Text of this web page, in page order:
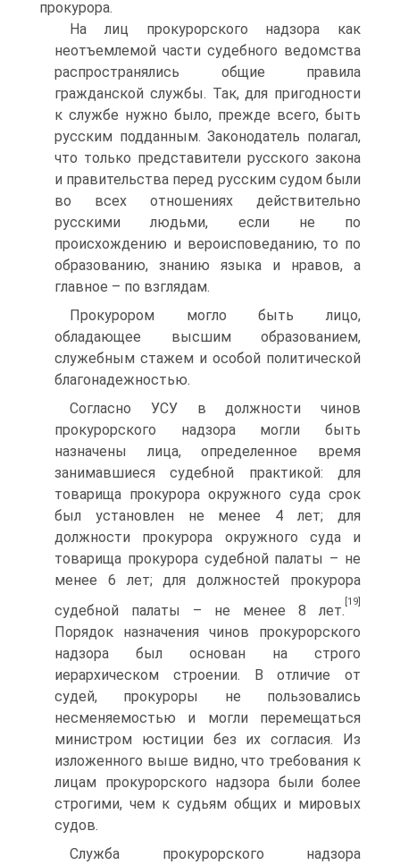
прокурора.
На лиц прокурорского надзора как
неотъемлемой части судебного ведомства
распространялись общие правила
гражданской службы. Так, для пригодности
к службе нужно было, прежде всего, быть
русским подданным. Законодатель полагал,
что только представители русского закона
и правительства перед русским судом были
во всех отношениях действительно
русскими людьми, если не по
происхождению и вероисповеданию, то по
образованию, знанию языка и нравов, а
главное – по взглядам.
Прокурором могло быть лицо,
обладающее высшим образованием,
служебным стажем и особой политической
благонадежностью.
Согласно УСУ в должности чинов
прокурорского надзора могли быть
назначены лица, определенное время
занимавшиеся судебной практикой: для
товарища прокурора окружного суда срок
был установлен не менее 4 лет; для
должности прокурора окружного суда и
товарища прокурора судебной палаты – не
менее 6 лет; для должностей прокурора
судебной палаты – не менее 8 лет.
[19]
Порядок назначения чинов прокурорского
надзора был основан на строго
иерархическом строении. В отличие от
судей, прокуроры не пользовались
несменяемостью и могли перемещаться
министром юстиции без их согласия. Из
изложенного выше видно, что требования к
лицам прокурорского надзора были более
строгими, чем к судьям общих и мировых
судов.
Служба прокурорского надзора